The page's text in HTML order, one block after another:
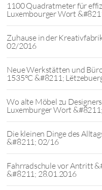
1100 Quadratmeter für
Luxembourger Wort
Zuhause in der
02/2016
Neue Werkstätten und
1535°C &#8211;
Wo alte Möbel zu
Luxemburger Wort
Die kleinen Dinge des
&#8211; 02/16
Fahrradschule vor Antritt
&#8211; 28.01.2016